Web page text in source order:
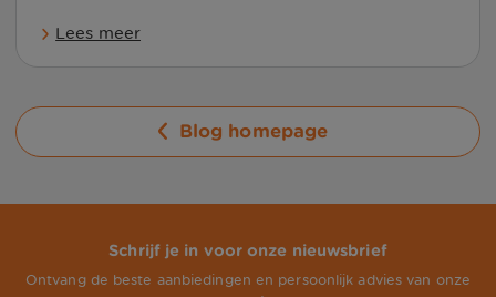
Lees meer
Blog homepage
Schrijf je in voor onze nieuwsbrief
Ontvang de beste aanbiedingen en persoonlijk advies van onze